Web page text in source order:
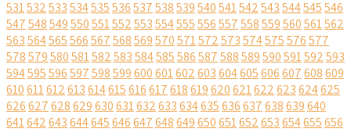
531532533534535536537538539540541542543544545546
547548549550551552553554555556557558559560561562
563564565566567568569570571572573574575576577
578579580581582583584585586587588589590591592593
594595596597598599600601602603604605606607608609
610611612613614615616617618619620621622623624625
626627628629630631632633634635636637638639640
641642643644645646647648649650651652653654655656